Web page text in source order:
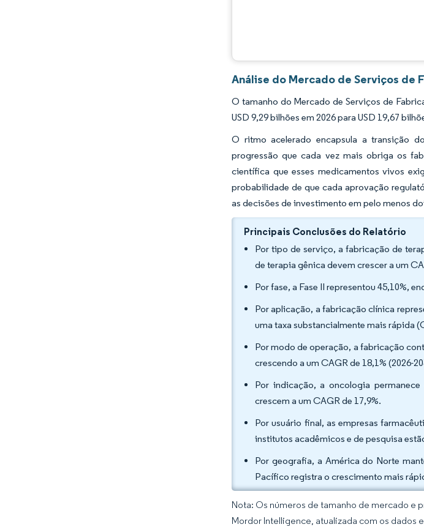
Análise do Mercado de Serviços de
O tamanho do Mercado de Serviços de
USD 9,29 bilhões em 2026 para USD 19,67
O ritmo acelerado encapsula a transição
progressão que cada vez mais obriga os
científica que esses medicamentos vivos
probabilidade de que cada aprovação
as decisões de investimento em pelo menos
Principais Conclusões do Relatório
Por tipo de serviço, a fabricação de
de terapia gênica devem crescer a um
Por fase, a Fase II representou 45,10%,
Por aplicação, a fabricação clínica
uma taxa substancialmente mais rápida
Por modo de operação, a fabricação
crescendo a um CAGR de 18,1% (2026-
Por indicação, a oncologia
crescem a um CAGR de 17,9%.
Por usuário final, as empresas
institutos acadêmicos e de pesquisa
Por geografia, a América do Norte
Pacífico registra o crescimento mais
Nota: Os números de tamanho de mercado e
Mordor Intelligence, atualizada com os dados